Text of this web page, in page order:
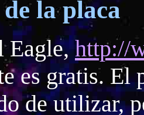
la placa
Eagle,http://
es gratis. El
de utilizar,